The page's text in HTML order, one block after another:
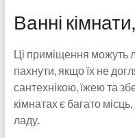
Ванні
Ці приміщення можуть
пахнути, якщо їх не
сантехнікою, їжею та
кімнатах є багато
ладу.